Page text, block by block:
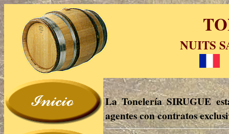
NUITS
La Tonelería SIRUGUE
agentes con contratos